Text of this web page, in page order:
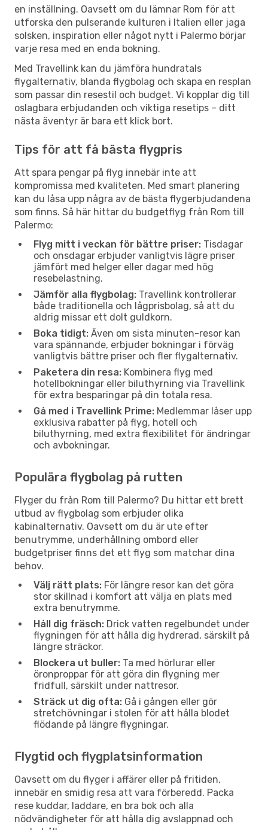
en inställning. Oavsett om du lämnar Rom för att
utforska den pulserande kulturen i Italien eller jaga
solsken, inspiration eller något nytt i Palermo börjar
varje resa med en enda bokning.
Med Travellink kan du jämföra hundratals
flygalternativ, blanda flygbolag och skapa en resplan
som passar din resestil och budget. Vi kopplar dig till
oslagbara erbjudanden och viktiga resetips – ditt
nästa äventyr är bara ett klick bort.
Tips för att få bästa flygpris
Att spara pengar på flyg innebär inte att
kompromissa med kvaliteten. Med smart planering
kan du låsa upp några av de bästa flygerbjudandena
som finns. Så här hittar du budgetflyg från Rom till
Palermo:
Flyg mitt i veckan för bättre priser: Tisdagar
och onsdagar erbjuder vanligtvis lägre priser
jämfört med helger eller dagar med hög
resebelastning.
Jämför alla flygbolag: Travellink kontrollerar
både traditionella och lågprisbolag, så att du
aldrig missar ett dolt guldkorn.
Boka tidigt: Även om sista minuten-resor kan
vara spännande, erbjuder bokningar i förväg
vanligtvis bättre priser och fler flygalternativ.
Paketera din resa: Kombinera flyg med
hotellbokningar eller biluthyrning via Travellink
för extra besparingar på din totala resa.
Gå med i Travellink Prime: Medlemmar låser upp
exklusiva rabatter på flyg, hotell och
biluthyrning, med extra flexibilitet för ändringar
och avbokningar.
Populära flygbolag på rutten
Flyger du från Rom till Palermo? Du hittar ett brett
utbud av flygbolag som erbjuder olika
kabinalternativ. Oavsett om du är ute efter
benutrymme, underhållning ombord eller
budgetpriser finns det ett flyg som matchar dina
behov.
Välj rätt plats: För längre resor kan det göra
stor skillnad i komfort att välja en plats med
extra benutrymme.
Håll dig fräsch: Drick vatten regelbundet under
flygningen för att hålla dig hydrerad, särskilt på
längre sträckor.
Blockera ut buller: Ta med hörlurar eller
öronproppar för att göra din flygning mer
fridfull, särskilt under nattresor.
Sträck ut dig ofta: Gå i gången eller gör
stretchövningar i stolen för att hålla blodet
flödande på längre flygningar.
Flygtid och flygplatsinformation
Oavsett om du flyger i affärer eller på fritiden,
innebär en smidig resa att vara förberedd. Packa
rese kuddar, laddare, en bra bok och alla
nödvändigheter för att hålla dig avslappnad och